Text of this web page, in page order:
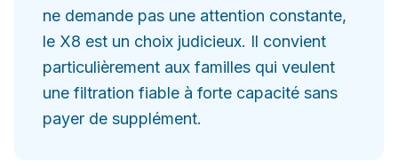
ne demande pas une attention constante,
le X8 est un choix judicieux. Il convient
particulièrement aux familles qui veulent
une filtration fiable à forte capacité sans
payer de supplément.